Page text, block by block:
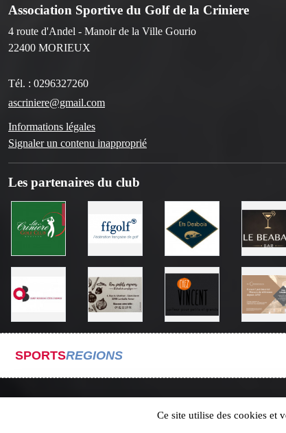
Association Sportive du Golf de la Criniere
4 route d'Andel - Manoir de la Ville Gourio
22400 MORIEUX
Tél. : 0296327260
ascriniere@gmail.com
Informations légales
Signaler un contenu inapproprié
Les partenaires du club
SPORTSREGIONS
Ce site utilise des cookies et